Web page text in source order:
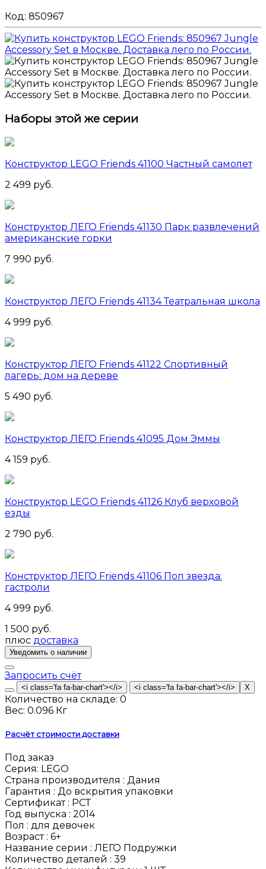
Код: 850967
Наборы этой же серии
Конструктор LEGO Friends 41100 Частный самолет
2 499 руб.
Конструктор ЛЕГО Friends 41130 Парк развлечений
американские горки
7 990 руб.
Конструктор ЛЕГО Friends 41134 Театральная школа
4 999 руб.
Конструктор ЛЕГО Friends 41122 Спортивный
лагерь: дом на дереве
5 490 руб.
Конструктор ЛЕГО Friends 41095 Дом Эммы
4 159 руб.
Конструктор LEGO Friends 41126 Клуб верховой
езды
2 790 руб.
Конструктор ЛЕГО Friends 41106 Поп звезда:
гастроли
4 999 руб.
1 500 руб.
плюс доставка
Запросить счёт
Количество на складе: 0
Вес: 0.096 Кг
Расчёт стоимости доставки
Под заказ
Серия: LEGO
Страна производителя : Дания
Гарантия : До вскрытия упаковки
Сертификат : РСТ
Год выпуска : 2014
Пол : для девочек
Возраст : 6+
Название серии : ЛЕГО Подружки
Количество деталей : 39